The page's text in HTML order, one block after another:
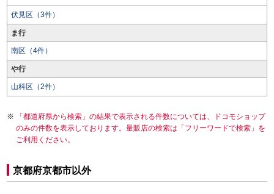
伏見区（3件）
ま行
南区（4件）
や行
山科区（2件）
「都道府県から検索」の結果で表示される件数については、ドコモショップ
のみの件数を表示しております。量販店の検索は「フリーワードで検索」を
ご利用ください。
京都府京都市以外